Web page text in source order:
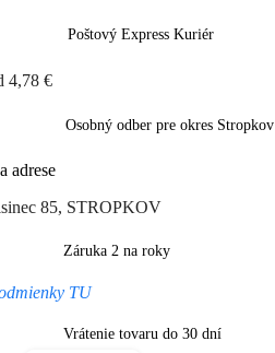
Poštový Express Kuriér
4,78 €
Osobný odber pre okres Stropkov
adrese
85, STROPKOV
Záruka 2 na roky
TU
Vrátenie tovaru do 30 dní